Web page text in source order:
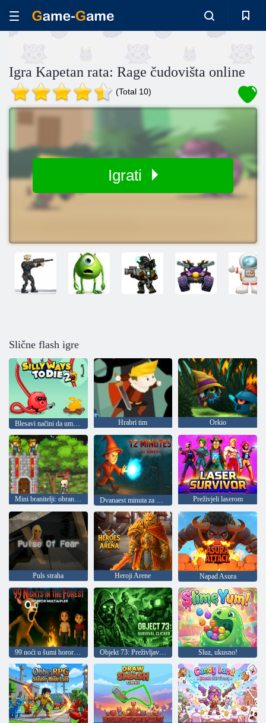
Igra Kapetan rata: Rage čudovišta online
(Total 10)
Igrati
Slične flash igre
Blesavi načini da umre 2 Hrabri tim Orkio
Mini branitelji: obrana dvorca Preživjeli laserom
Puls straha Heroji Arene Napad Asura
99 noći u šumi horor za više igrača Objekt 73: Preživljavanje klikera Sluz, ukusno!